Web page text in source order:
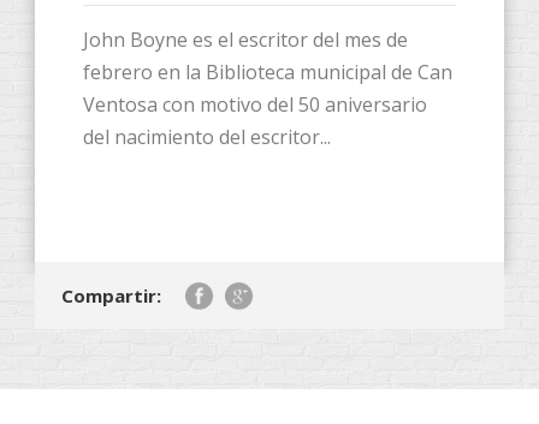
John Boyne es el escritor del mes de
febrero en la Biblioteca municipal de Can
Ventosa con motivo del 50 aniversario
del nacimiento del escritor...
Compartir: